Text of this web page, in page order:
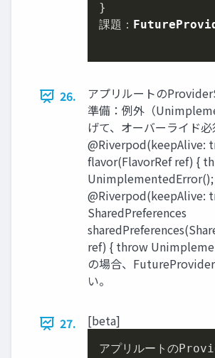
}
課題：
26.
アプリルートの
準備：例外（
げて、オーバーライド必
@Riverpod(keepAlive:
flavor(FlavorRef ref) {
@Riverpod(keepAlive:
SharedPreferences
ref) { throw
の場合、
い。
27. [beta]
アプリルートの